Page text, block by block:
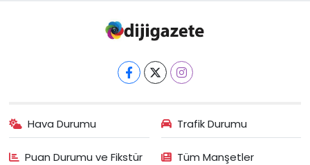
Hava Durumu Trafik Durumu
Puan Durumu ve Fikstür Tüm Manşetler